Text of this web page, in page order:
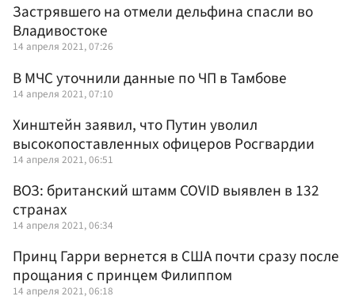
Застрявшего на отмели дельфина спасли во
Владивостоке
14 апреля 2021, 07:26
В МЧС уточнили данные по ЧП в Тамбове
14 апреля 2021, 07:10
Хинштейн заявил, что Путин уволил
высокопоставленных офицеров Росгвардии
14 апреля 2021, 06:51
ВОЗ: британский штамм COVID выявлен в 132
странах
14 апреля 2021, 06:34
Принц Гарри вернется в США почти сразу после
прощания с принцем Филиппом
14 апреля 2021, 06:18